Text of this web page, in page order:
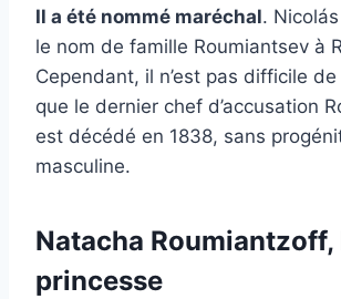
Il a été nommé maréchal.
le nom de famille Roumiantsev à
Cependant, il n’est pas difficile
que le dernier chef d’accusation
est décédé en 1838, sans
masculine.
Natacha Roumiantzoff,
princesse